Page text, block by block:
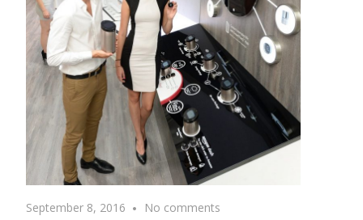
September 8, 2016 No comments